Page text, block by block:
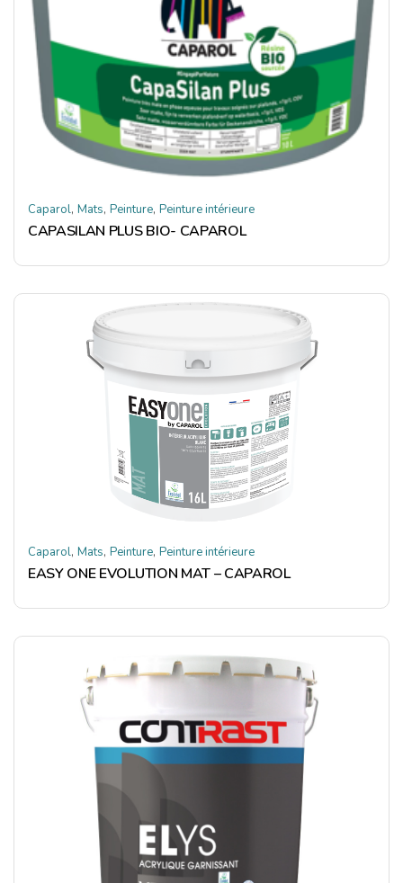
Caparol, Mats, Peinture, Peinture intérieure
CAPASILAN PLUS BIO- CAPAROL
Caparol, Mats, Peinture, Peinture intérieure
EASY ONE EVOLUTION MAT – CAPAROL